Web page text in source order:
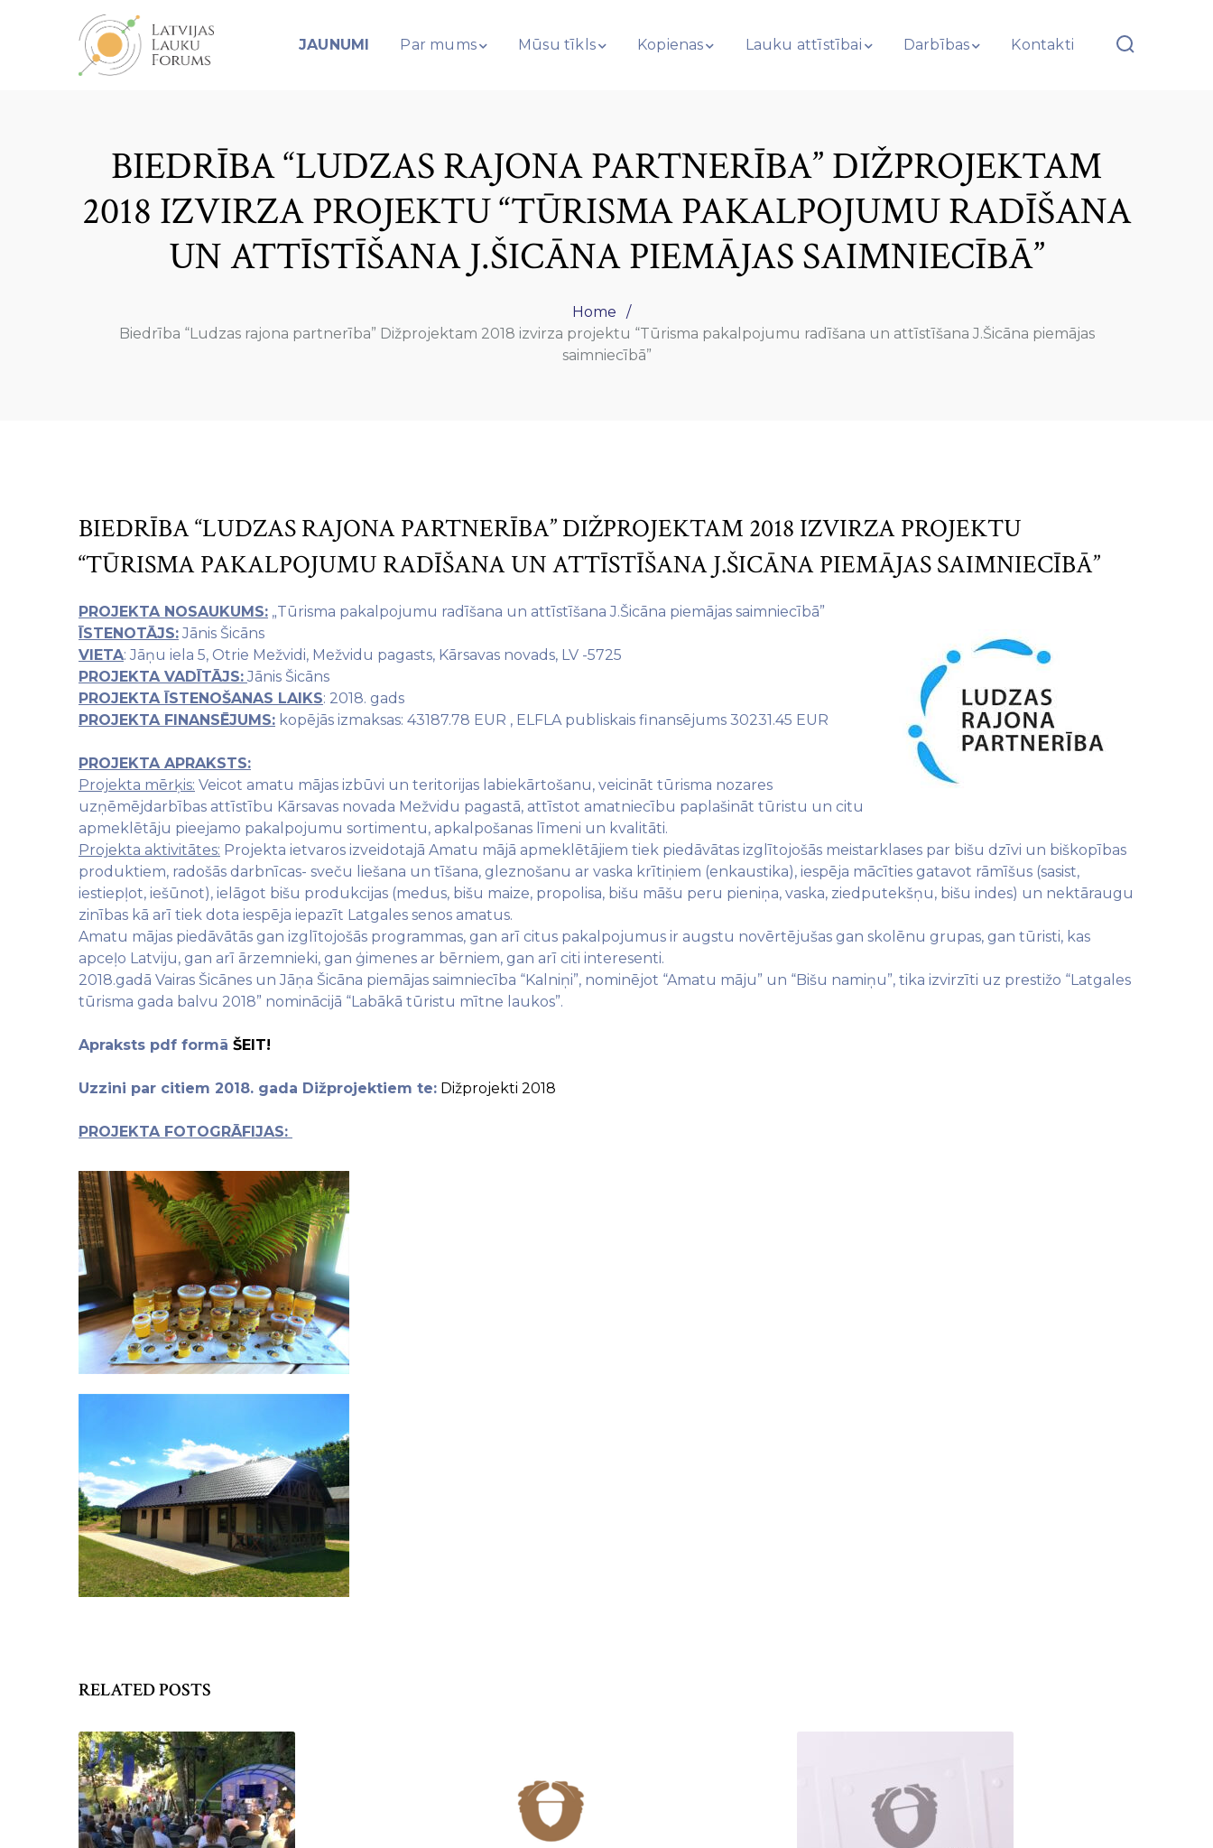
JAUNUMI Par mums Mūsu tīkls Kopienas Lauku attīstībai Darbības Kontakti
BIEDRĪBA “LUDZAS RAJONA PARTNERĪBA” DIŽPROJEKTAM
2018 IZVIRZA PROJEKTU “TŪRISMA PAKALPOJUMU RADĪŠANA
UN ATTĪSTĪŠANA J.ŠICĀNA PIEMĀJAS SAIMNIECĪBĀ”
Home
Biedrība “Ludzas rajona partnerība” Dižprojektam 2018 izvirza projektu “Tūrisma pakalpojumu radīšana un attīstīšana J.Šicāna piemājas
saimniecībā”
BIEDRĪBA “LUDZAS RAJONA PARTNERĪBA” DIŽPROJEKTAM 2018 IZVIRZA PROJEKTU
“TŪRISMA PAKALPOJUMU RADĪŠANA UN ATTĪSTĪŠANA J.ŠICĀNA PIEMĀJAS SAIMNIECĪBĀ”
PROJEKTA NOSAUKUMS: „Tūrisma pakalpojumu radīšana un attīstīšana J.Šicāna piemājas saimniecībā”
ĪSTENOTĀJS:Jānis Šicāns
VIETA: Jāņu iela 5, Otrie Mežvidi, Mežvidu pagasts, Kārsavas novads, LV -5725
PROJEKTA VADĪTĀJS: Jānis Šicāns
PROJEKTA ĪSTENOŠANAS LAIKS: 2018. gads
PROJEKTA FINANSĒJUMS: kopējās izmaksas: 43187.78 EUR , ELFLA publiskais finansējums 30231.45 EUR
PROJEKTA APRAKSTS:
Projekta mērķis: Veicot amatu mājas izbūvi un teritorijas labiekārtošanu, veicināt tūrisma nozares
uzņēmējdarbības attīstību Kārsavas novada Mežvidu pagastā, attīstot amatniecību paplašināt tūristu un citu
apmeklētāju pieejamo pakalpojumu sortimentu, apkalpošanas līmeni un kvalitāti.
Projekta aktivitātes: Projekta ietvaros izveidotajā Amatu mājā apmeklētājiem tiek piedāvātas izglītojošās meistarklases par bišu dzīvi un biškopības
produktiem, radošās darbnīcas- sveču liešana un tīšana, gleznošanu ar vaska krītiņiem (enkaustika), iespēja mācīties gatavot rāmīšus (sasist,
iestiepļot, iešūnot), ielāgot bišu produkcijas (medus, bišu maize, propolisa, bišu māšu peru pieniņa, vaska, ziedputekšņu, bišu indes) un nektāraugu
zinības kā arī tiek dota iespēja iepazīt Latgales senos amatus.
Amatu mājas piedāvātās gan izglītojošās programmas, gan arī citus pakalpojumus ir augstu novērtējušas gan skolēnu grupas, gan tūristi, kas
apceļo Latviju, gan arī ārzemnieki, gan ģimenes ar bērniem, gan arī citi interesenti.
2018.gadā Vairas Šicānes un Jāņa Šicāna piemājas saimniecība “Kalniņi”, nominējot “Amatu māju” un “Bišu namiņu”, tika izvirzīti uz prestižo “Latgales
tūrisma gada balvu 2018” nominācijā “Labākā tūristu mītne laukos”.
Apraksts pdf formā ŠEIT!
Uzzini par citiem 2018. gada Dižprojektiem te: Dižprojekti 2018
PROJEKTA FOTOGRĀFIJAS:
RELATED POSTS